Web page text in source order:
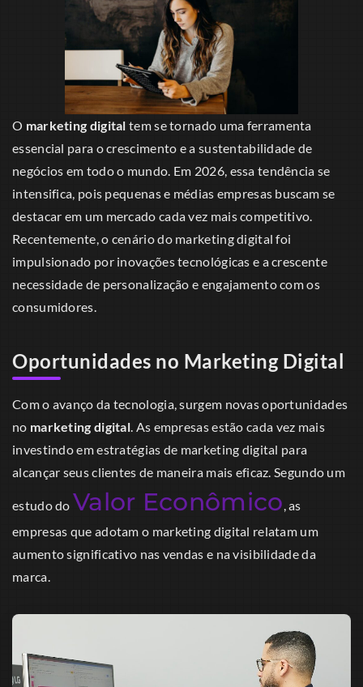
O marketing digital tem se tornado uma ferramenta
essencial para o crescimento e a sustentabilidade de
negócios em todo o mundo. Em 2026, essa tendência se
intensifica, pois pequenas e médias empresas buscam se
destacar em um mercado cada vez mais competitivo.
Recentemente, o cenário do marketing digital foi
impulsionado por inovações tecnológicas e a crescente
necessidade de personalização e engajamento com os
consumidores.
Oportunidades no Marketing Digital
Com o avanço da tecnologia, surgem novas oportunidades
no marketing digital . As empresas estão cada vez mais
investindo em estratégias de marketing digital para
alcançar seus clientes de maneira mais eficaz. Segundo um
estudo do Valor Econômico , as
empresas que adotam o marketing digital relatam um
aumento significativo nas vendas e na visibilidade da
marca.